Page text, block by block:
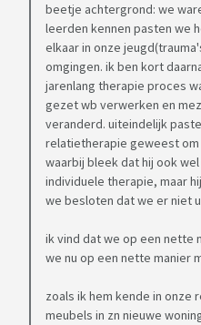
beetje achtergrond: we
leerden kennen pasten we
elkaar in onze
omgingen. ik ben kort
jarenlang therapie proces
gezet wb verwerken en
veranderd. uiteindelijk
relatietherapie geweest
waarbij bleek dat hij ook
individuele therapie, maar
we besloten dat we er niet
ik vind dat we op een nette
we nu op een nette manier
zoals ik hem kende in onze
meubels in zn nieuwe